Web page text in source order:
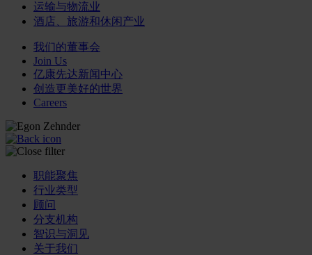
运输与物流业
酒店、旅游和休闲产业
我们的董事会
Join Us
亿康先达新闻中心
创造更美好的世界
Careers
职能聚焦
行业类型
顾问
分支机构
智识与洞见
关于我们